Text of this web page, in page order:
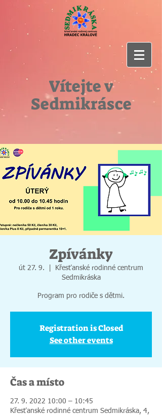
Vítejte v
Sedmikrásce
Zpívánky
út 27. 9.
Křesťanské rodinné centrum
Sedmikráska
Program pro rodiče s dětmi.
Registration is Closed
See other events
Čas a místo
27. 9. 2022 10:00 – 10:45
Křesťanské rodinné centrum Sedmikráska, 4,